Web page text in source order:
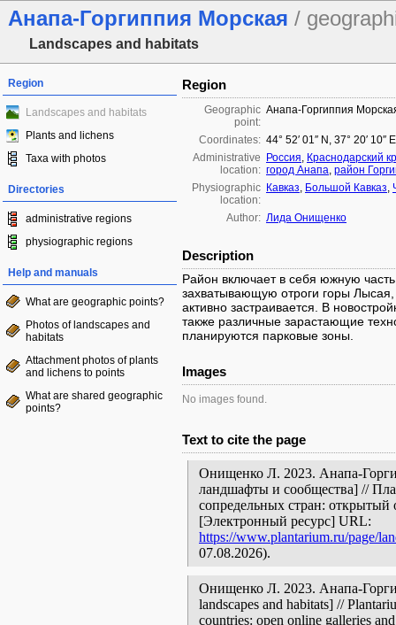
Анапа-Горгиппия Морская /
Landscapes and habitats
Region
Landscapes and habitats
Plants and lichens
Taxa with photos
Directories
administrative regions
physiographic regions
Help and manuals
What are geographic points?
Photos of landscapes and
habitats
Attachment photos of plants
and lichens to points
What are shared geographic
points?
Region
Geographic
point:
Анапа-Горгиппия
Coordinates: 44° 52′ 01″ N, 37° 20′
Administrative
location:
Россия, Краснодарский
город Анапа, район
Physiographic
location:
Кавказ, Большой Кавказ,
Author: Лида Онищенко
Description
Район включает в себя южную
захватывающую отроги горы
активно застраивается. В
также различные зарастающие
планируются парковые зоны.
Images
No images found.
Text to cite the page
Онищенко Л. 2023. Анапа-
ландшафты и сообщества] //
сопредельных стран: открытый
[Электронный ресурс] URL:
https://www.plantarium.ru/page/
07.08.2026).
Онищенко Л. 2023. Анапа-
landscapes and habitats] //
countries: open online galleries